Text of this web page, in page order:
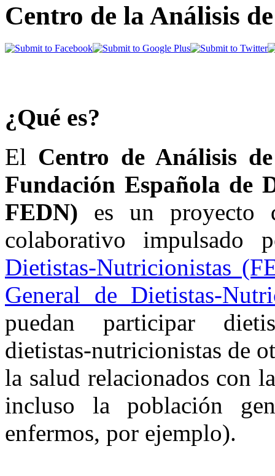
Centro de la Análisis
¿Qué es?
El Centro de Análisis
Fundación Española de
FEDN) es un proyecto
colaborativo
Dietistas-Nutricionistas
General de Dietistas-
puedan participar
dietistas-nutricionistas de
la salud relacionados con
incluso la población
enfermos, por ejemplo).